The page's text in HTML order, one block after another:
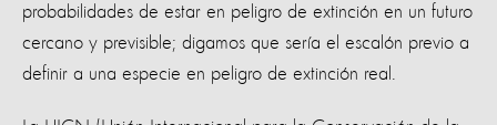
probabilidades de estar en peligro de extinción en un futuro
cercano y previsible; digamos que sería el escalón previo a
definir a una especie en peligro de extinción real.